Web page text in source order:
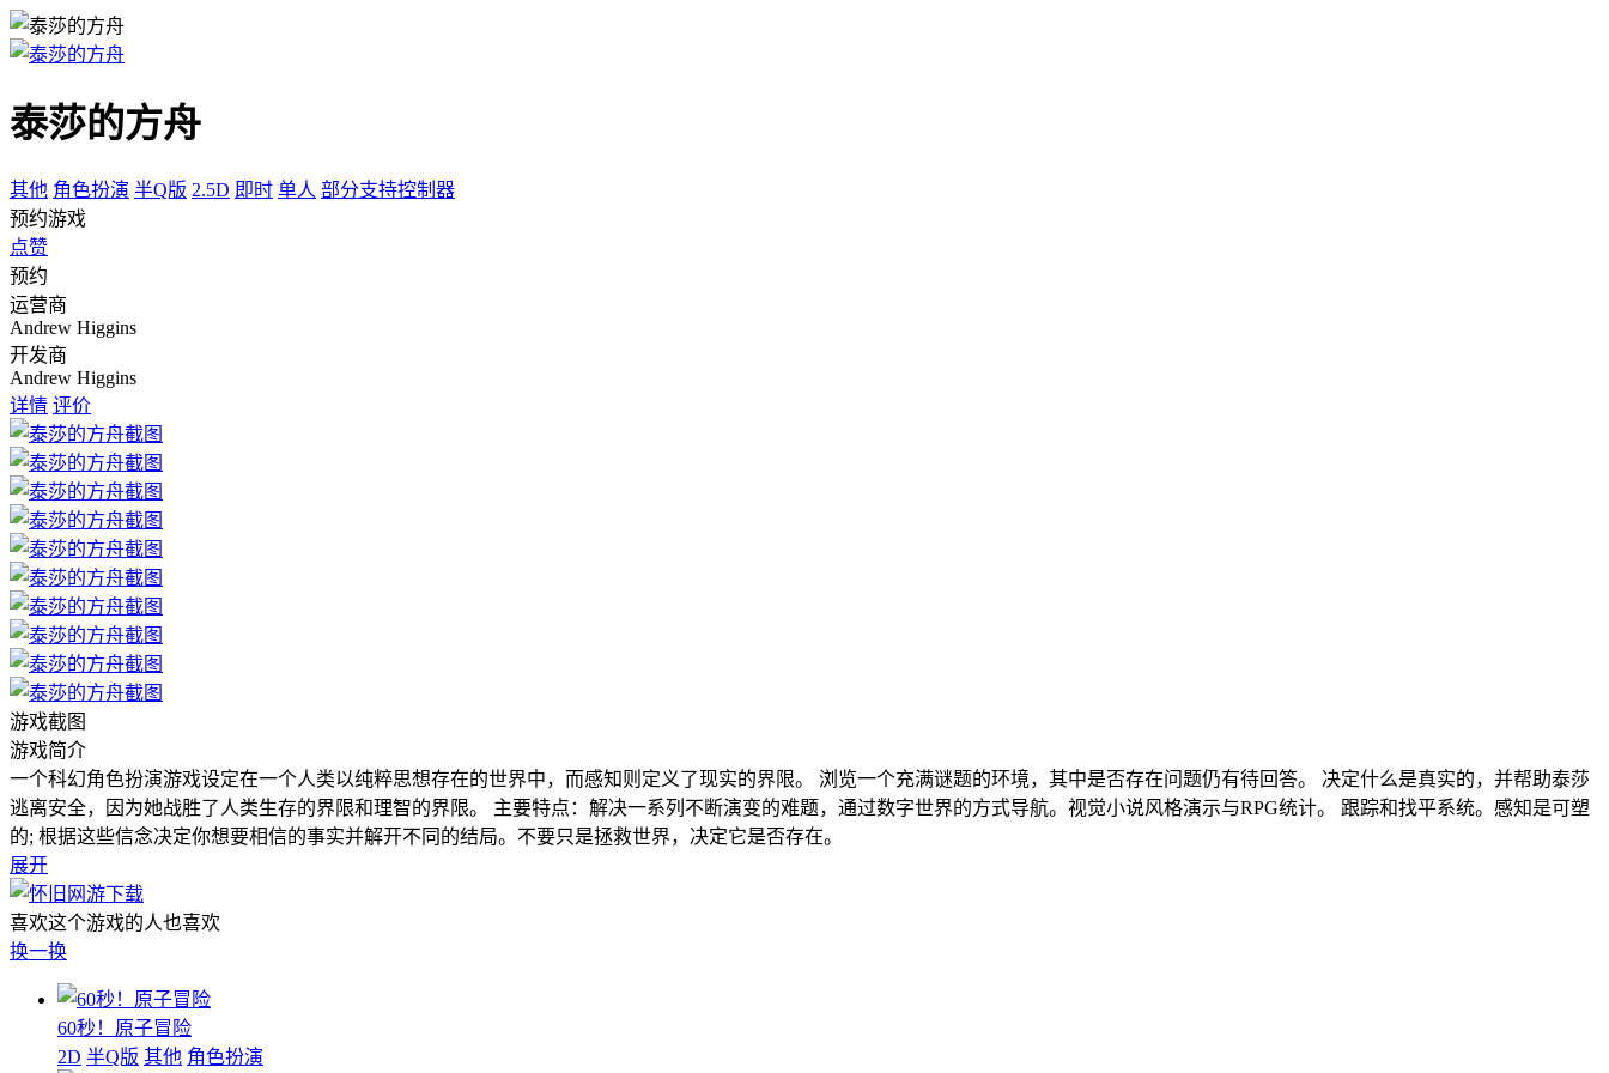
泰莎的方舟
其他 角色扮演 半Q版 2.5D 即时 单人 部分支持控制器
预约游戏
点赞
预约
运营商
Andrew Higgins
开发商
Andrew Higgins
详情 评价
游戏截图
游戏简介
一个科幻角色扮演游戏设定在一个人类以纯粹思想存在的世界中，而感知则定义了现实的界限。 浏览一个充满谜题的环境，其中是否存在问题仍有待回答。 决定什么是真实的，并帮助泰莎
逃离安全，因为她战胜了人类生存的界限和理智的界限。 主要特点：解决一系列不断演变的难题，通过数字世界的方式导航。视觉小说风格演示与RPG统计。 跟踪和找平系统。感知是可塑
的; 根据这些信念决定你想要相信的事实并解开不同的结局。不要只是拯救世界，决定它是否存在。
展开
喜欢这个游戏的人也喜欢
换一换
60秒！原子冒险
2D 半Q版 其他 角色扮演